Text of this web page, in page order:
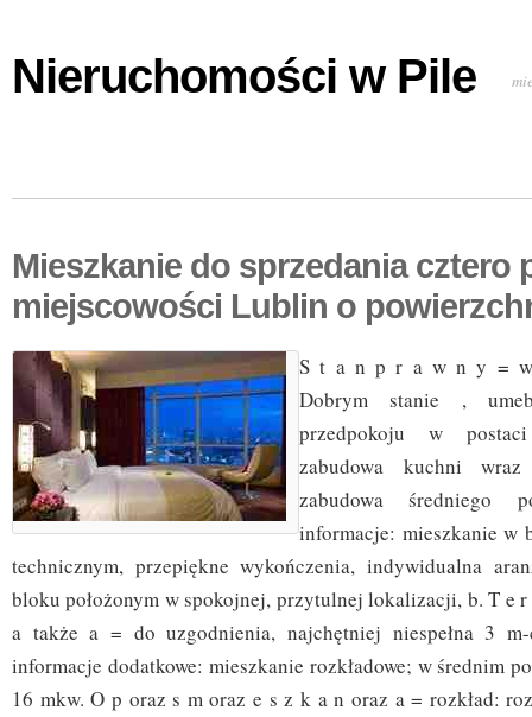
Nieruchomości w Pile
Mieszkanie do sprzedania cztero
miejscowości Lublin o
S t a n p r a w n y =
Dobrym stanie ,
przedpokoju w
zabudowa kuchni
zabudowa średniego
informacje: mieszkanie w
technicznym, przepiękne wykończenia, indywidualna
bloku położonym w spokojnej, przytulnej lokalizacji, b. T e
a także a = do uzgodnienia, najchętniej niespełna 3
informacje dodatkowe: mieszkanie rozkładowe; w średnim
16 mkw. O p oraz s m oraz e s z k a n oraz a = rozkład: